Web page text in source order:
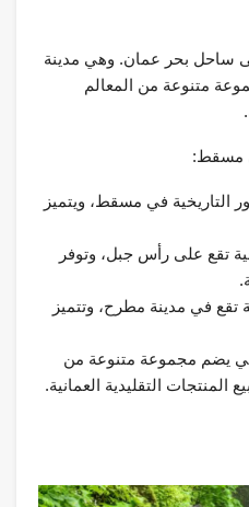
ساحل بحر عمان. وهي مدينة
متنوعة من المعالم
مسقط:
التاريخية في مسقط، ويتميز
تقع على رأس جبل، وتوفر
تقع في مدينة مطرح، وتتميز
يضم مجموعة متنوعة من
المنتجات التقليدية العمانية.